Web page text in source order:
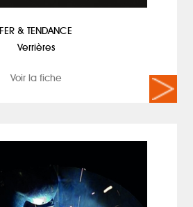
FER & TENDANCE
Verrières
Voir la fiche